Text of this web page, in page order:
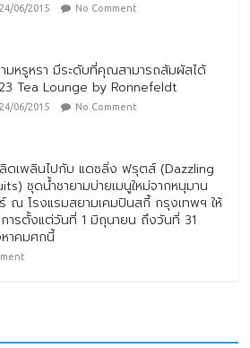
24/06/2015 No Comment
มหรูหรา มีระดับที่คุณสามารถสัมผัสได้
Tea Lounge by Ronnefeldt
24/06/2015 No Comment
ดเพลินไปกับ แดซลิ่ง ฟรุตส์ (Dazzling
ชุดน้ำชายามบ่ายเมนูใหม่จากหนุมาน
ณ โรงแรมสยามเคมปินสกี้ กรุงเทพฯ ให้
ารตั้งแต่วันที่ 1 มิถุนายน ถึงวันที่ 31
าคมศกนี้